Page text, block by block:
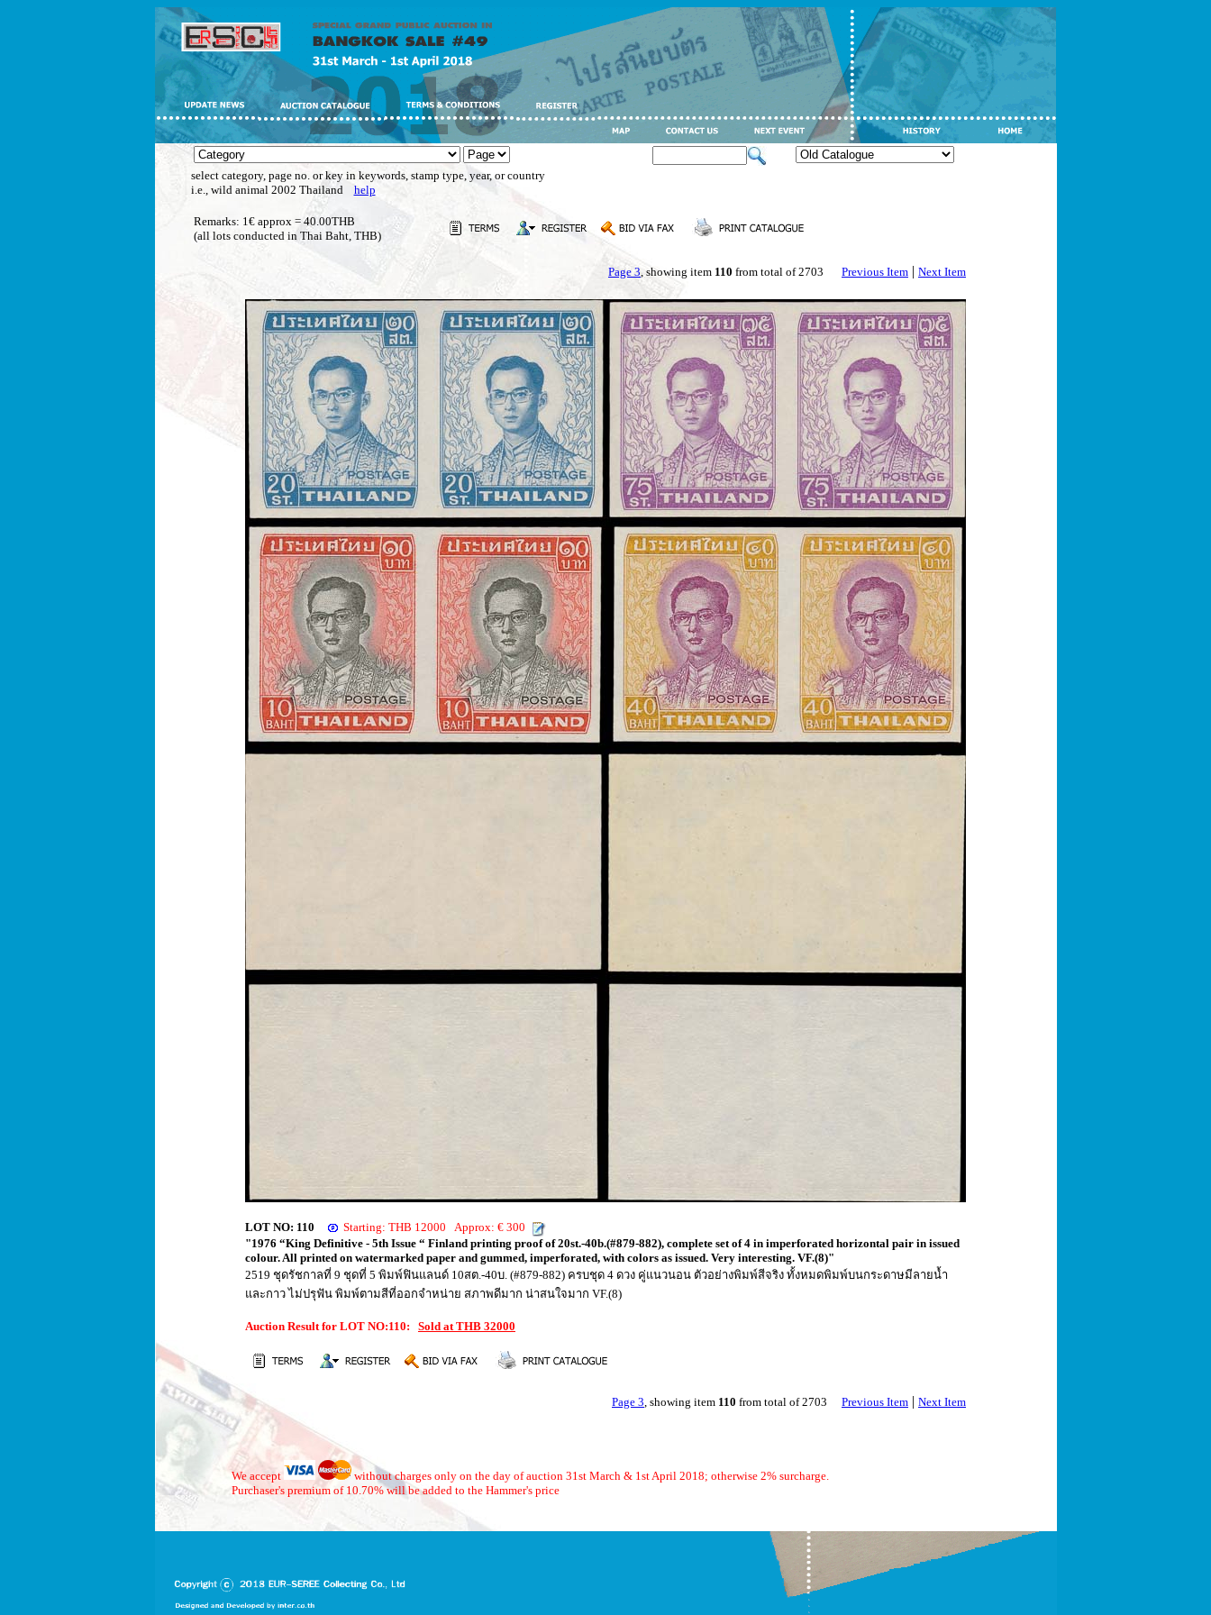
select category, page no. or key in keywords, stamp type, year, or country
i.e., wild animal 2002 Thailand help
Remarks: 1€ approx = 40.00THB
(all lots conducted in Thai Baht, THB)
Page 3, showing item 110 from total of 2703 Previous Item | Next Item
LOT NO: 110
Starting: THB 12000 Approx: € 300
"1976 “King Definitive - 5th Issue “ Finland printing proof of 20st.-40b.(#879-882), complete set of 4 in imperforated horizontal pair in issued
colour. All printed on watermarked paper and gummed, imperforated, with colors as issued. Very interesting. VF.(8)"
2519 ชุดรัชกาลที่ 9 ชุดที่ 5 พิมพ์ฟินแลนด์ 10สต.-40บ. (#879-882) ครบชุด 4 ดวง คู่แนวนอน ตัวอย่างพิมพ์สีจริง ทั้งหมดพิมพ์บนกระดาษมีลายน้ำ
และกาว ไม่ปรุฟัน พิมพ์ตามสีที่ออกจำหน่าย สภาพดีมาก น่าสนใจมาก VF.(8)
Auction Result for LOT NO:110: Sold at THB 32000
Page 3, showing item 110 from total of 2703 Previous Item | Next Item
We accept
without charges only on the day of auction 31st March & 1st April 2018; otherwise 2% surcharge.
Purchaser's premium of 10.70% will be added to the Hammer's price